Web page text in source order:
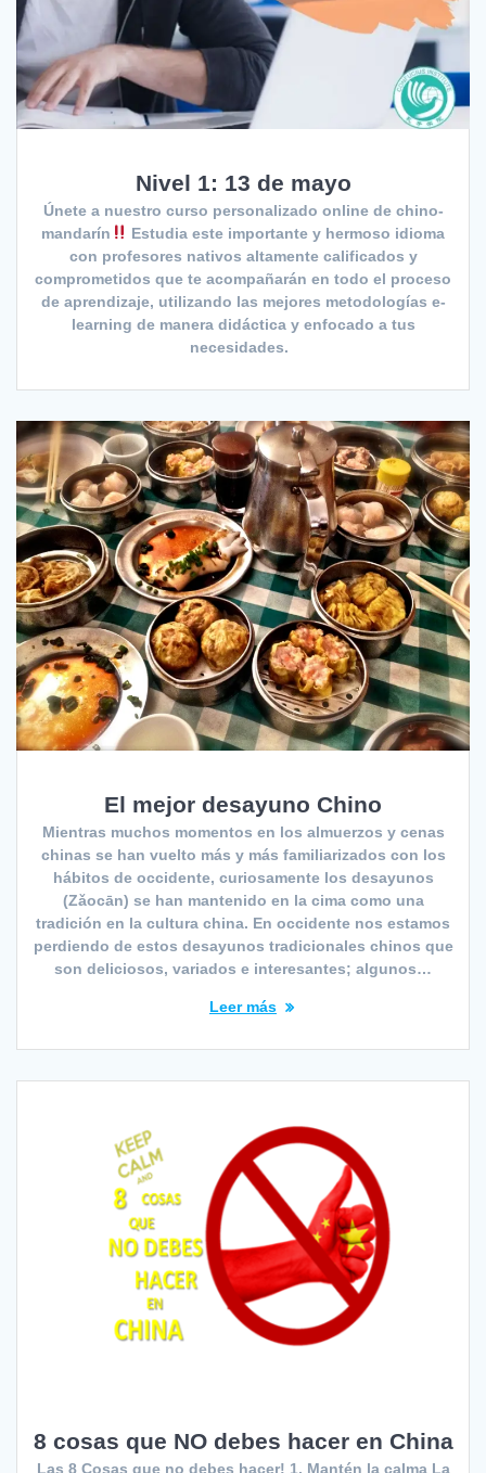
Nivel 1: 13 de mayo
Únete a nuestro curso personalizado online de chino-
mandarín
Estudia este importante y hermoso idioma
con profesores nativos altamente calificados y
comprometidos que te acompañarán en todo el proceso
de aprendizaje, utilizando las mejores metodologías e-
learning de manera didáctica y enfocado a tus
necesidades.
El mejor desayuno Chino
Mientras muchos momentos en los almuerzos y cenas
chinas se han vuelto más y más familiarizados con los
hábitos de occidente, curiosamente los desayunos
(Zǎocān) se han mantenido en la cima como una
tradición en la cultura china. En occidente nos estamos
perdiendo de estos desayunos tradicionales chinos que
son deliciosos, variados e interesantes; algunos…
Leer más
8 cosas que NO debes hacer en China
Las 8 Cosas que no debes hacer! 1. Mantén la calma La